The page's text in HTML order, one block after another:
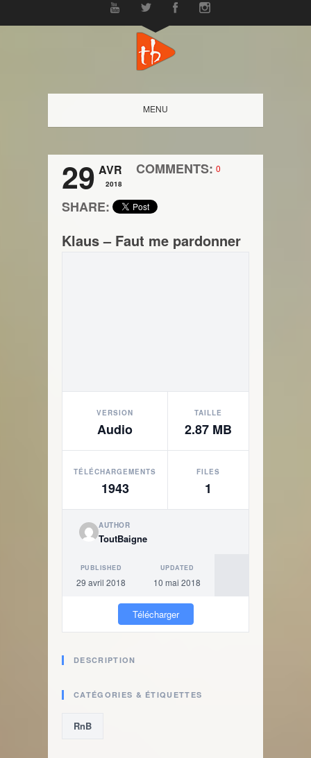
MENU
29 AVR
2018
COMMENTS: 0
SHARE:
Klaus – Faut me pardonner
VERSION
Audio
TAILLE
2.87 MB
TÉLÉCHARGEMENTS
1943
FILES
1
AUTHOR
ToutBaigne
PUBLISHED
29 avril 2018
UPDATED
10 mai 2018
Télécharger
DESCRIPTION
CATÉGORIES & ÉTIQUETTES
RnB